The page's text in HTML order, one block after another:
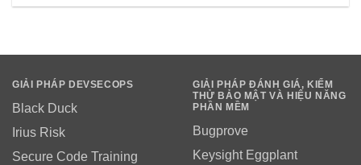
GIẢI PHÁP DEVSECOPS
Black Duck
Irius Risk
Secure Code Training
GIẢI PHÁP ĐÁNH GIÁ, KIỂM
THỬ BẢO MẬT VÀ HIỆU NĂNG
PHẦN MỀM
Bugprove
Keysight Eggplant